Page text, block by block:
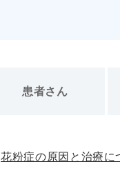
患者さん
花粉症の原因と治療に